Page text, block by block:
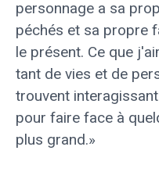
personnage a sa
péchés et sa propre
le présent. Ce que
tant de vies et de
trouvent
pour faire face à
plus grand.»